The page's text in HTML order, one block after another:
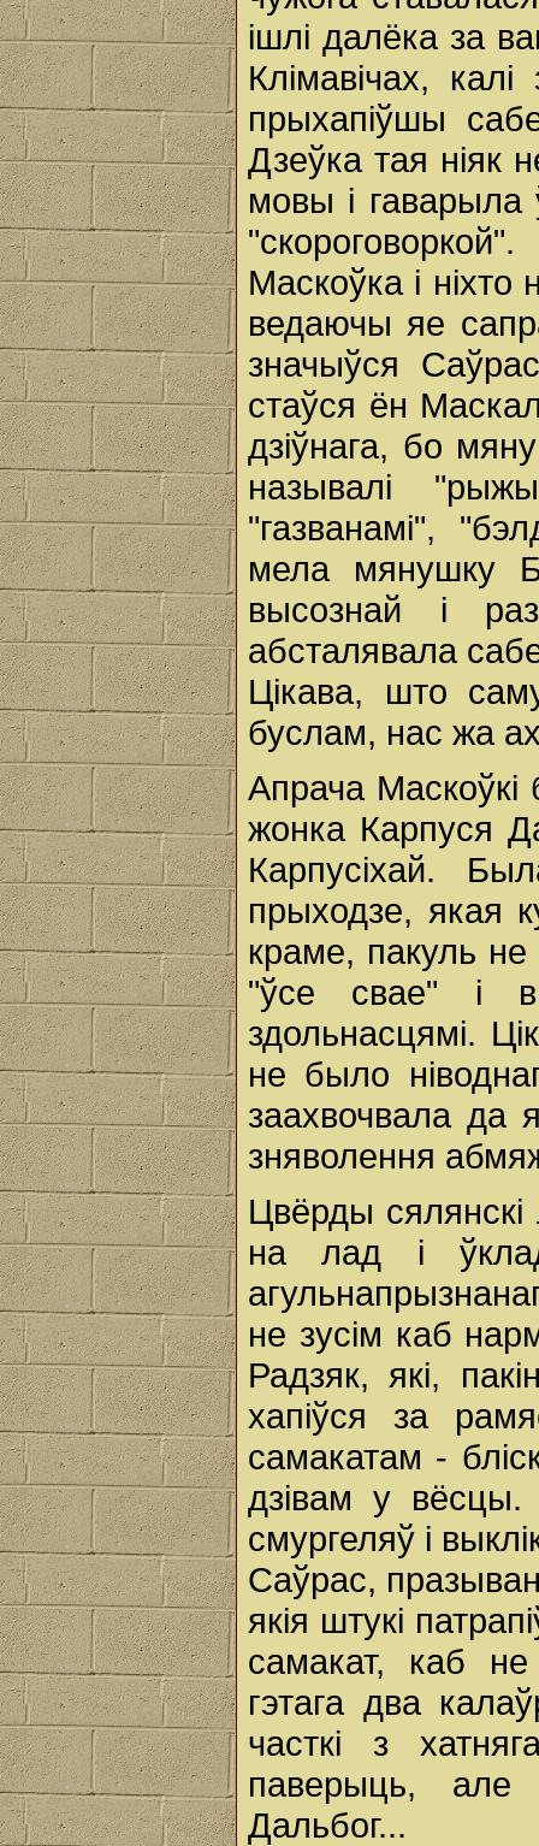
ішлі далёка за
Клімавічах,
прыхапіўшы
Дзеўка тая ніяк
мовы і
Маскоўка і ніхто
ведаючы яе
значыўся
стаўся ён
дзіўнага, бо
называлі
"газванамі",
мела мянушку
высознай і
абсталявала
Цікава, што
буслам, нас жа
Апрача
жонка Карпуся
Карпусіхай.
прыходзе, якая
краме, пакуль
"ўсе свае" і
здольнасцямі.
не было
заахвочвала да
зняволення
Цвёрды сялянскі
на лад і
не зусім каб
Радзяк, які,
хапіўся за
самакатам -
дзівам у
смургеляў і
Саўрас,
якія штукі
самакат, каб
гэтага два
часткі з
паверыць, але
Дальбог...